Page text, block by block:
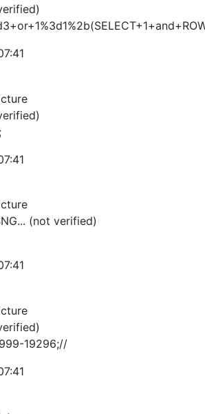
(not verified)
19296;//